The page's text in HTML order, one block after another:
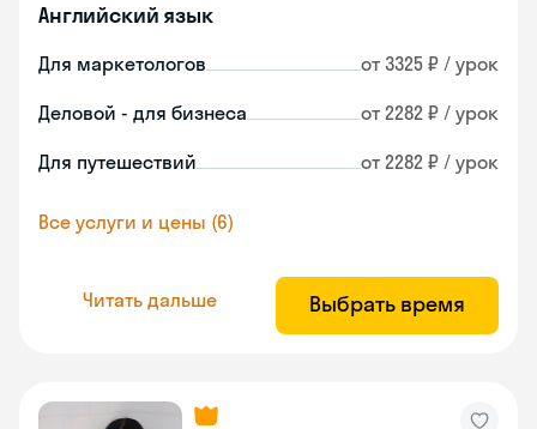
Английский язык
Для маркетологов от 3325 ₽ / урок
Деловой - для бизнеса от 2282 ₽ / урок
Для путешествий от 2282 ₽ / урок
Все услуги и цены (6)
Читать дальше Выбрать время